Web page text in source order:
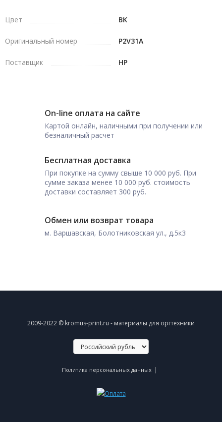
Цвет BK
Оригинальный номер P2V31A
Поставщик HP
On-line оплата на сайте
Картой онлайн, наличными при получении или
безналичный расчет
Бесплатная доставка
При покупке на сумму свыше 10 000 руб. При
сумме заказа менее 10 000 руб. стоимость
доставки составляет 300 руб.
Обмен или возврат товара
м. Варшавская, Болотниковская ул., д.5к3
2009-2022 © kromus-print.ru - материалы для оргтехники
Политика персональных данных |